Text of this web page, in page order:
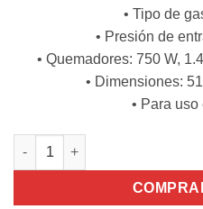
• Tipo de
• Presión de
• Quemadores: 750 W,
• Dimensiones:
• Para uso
Hornillo Orbegozo FO4550